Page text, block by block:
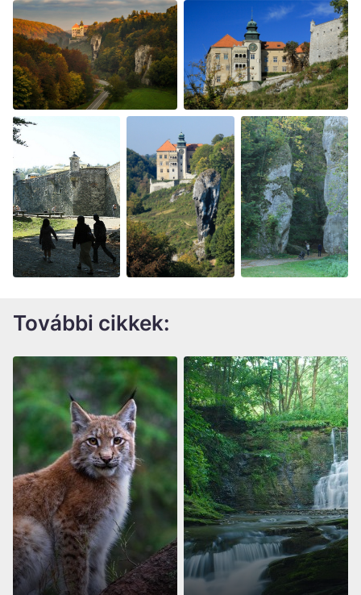
További cikkek: